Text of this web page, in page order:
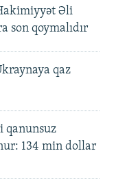
Əli
son qoymalıdır
qaz
qanunsuz
134 min dollar